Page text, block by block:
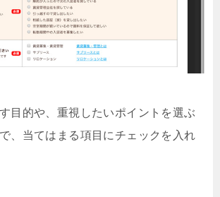
目的や、重視したいポイントを選ぶ
、当てはまる項目にチェックを入れ